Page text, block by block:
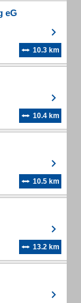
eG
10.3 km
10.4 km
10.5 km
13.2 km